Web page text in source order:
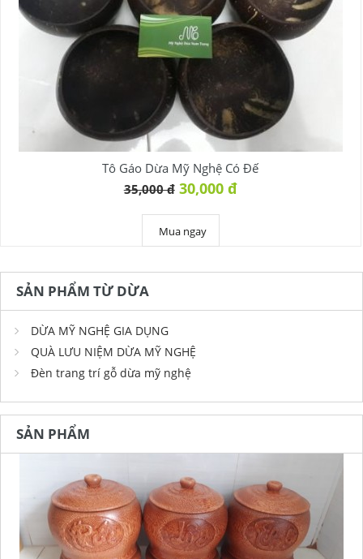
Tô Gáo Dừa Mỹ Nghệ Có Đế
35,000 đ 30,000 đ
Mua ngay
SẢN PHẨM TỪ DỪA
DỪA MỸ NGHỆ GIA DỤNG
QUÀ LƯU NIỆM DỪA MỸ NGHỆ
Đèn trang trí gỗ dừa mỹ nghệ
SẢN PHẨM